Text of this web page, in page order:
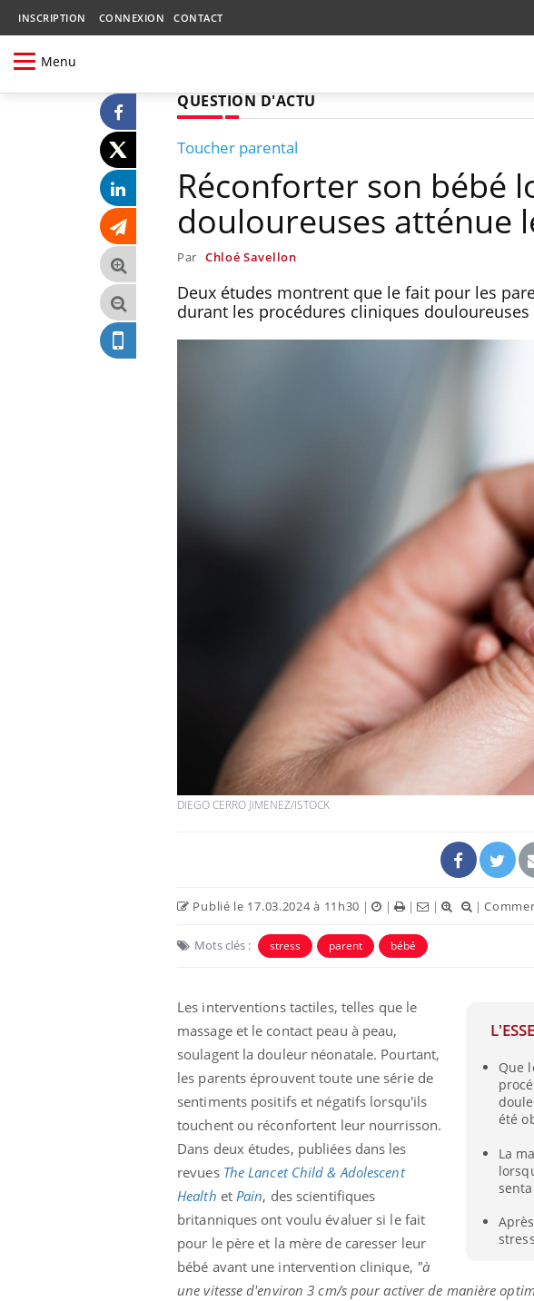
INSCRIPTION CONNEXION CONTACT
Menu
QUESTION D'ACTU
Toucher parental
Réconforter son bébé
douloureuses atténue
Par Chloé Savellon
Deux études montrent que le fait pour les
durant les procédures cliniques
DIEGO CERRO JIMENEZ/ISTOCK
Publié le 17.03.2024 à 11h30 | | | | |
Mots clés : stress parent bébé
Que
été
La
Les interventions tactiles, telles que le
massage et le contact peau à peau,
soulagent la douleur néonatale. Pourtant,
les parents éprouvent toute une série de
sentiments positifs et négatifs lorsqu'ils
touchent ou réconfortent leur nourrisson.
Dans deux études, publiées dans les
revues The Lancet Child & Adolescent
Health etPain, des scientifiques
britanniques ont voulu évaluer si le fait
pour le père et la mère de caresser leur
bébé avant une intervention clinique, "à
une vitesse d'environ 3 cm/s pour activer de manière